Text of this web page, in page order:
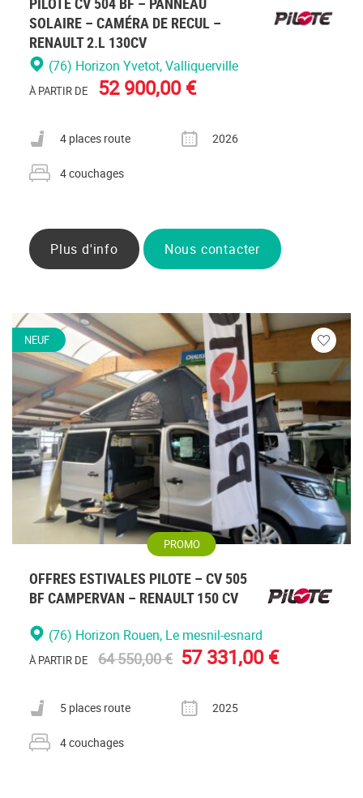
SOLAIRE – CAMÉRA DE RECUL –
RENAULT 2.L 130CV
(76) Horizon Yvetot, Valliquerville
À PARTIR DE 52 900,00 €
Nombre de places carte grise
4 places route
Année
2026
Nombre de couchages
4 couchages
Plus d'info Nous contacter
NEUF
Veuillez
vous
PROMO
OFFRES ESTIVALES PILOTE – CV 505
BF CAMPERVAN – RENAULT 150 CV
(76) Horizon Rouen, Le mesnil-esnard
À PARTIR DE 64 550,00 € 57 331,00 €
Nombre de places carte grise
5 places route
Année
2025
Nombre de couchages
4 couchages